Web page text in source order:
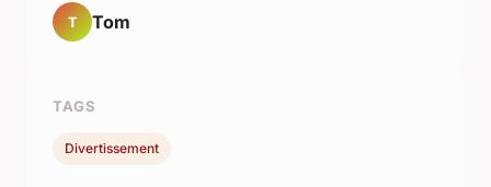
T Tom
TAGS
Divertissement